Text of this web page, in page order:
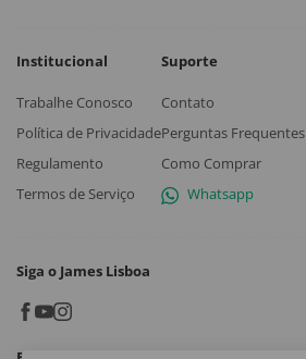
Institucional
Trabalhe Conosco
Política de Privacidade
Regulamento
Termos de Serviço
Suporte
Contato
Perguntas Frequentes
Como Comprar
Whatsapp
Siga o James Lisboa